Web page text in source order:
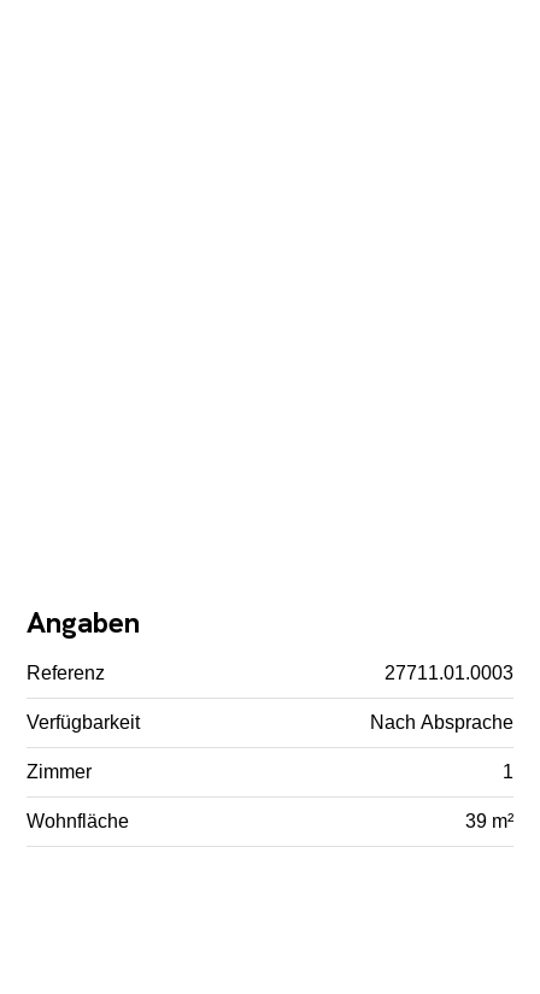
Angaben
Referenz 27711.01.0003
Verfügbarkeit Nach Absprache
Zimmer 1
Wohnfläche 39 m²